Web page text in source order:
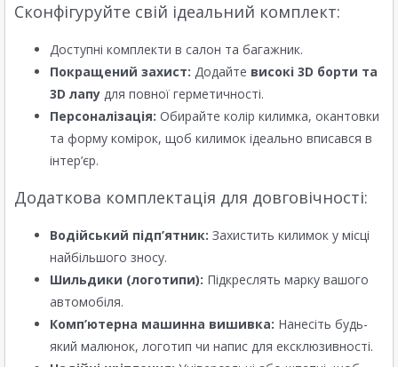
Сконфігуруйте свій ідеальний комплект:
Доступні комплекти в салон та багажник.
Покращений захист: Додайте високі 3D борти та
3D лапу для повної герметичності.
Персоналізація: Обирайте колір килимка, окантовки
та форму комірок, щоб килимок ідеально вписався в
інтер’єр.
Додаткова комплектація для довговічності:
Водійський підп’ятник: Захистить килимок у місці
найбільшого зносу.
Шильдики (логотипи): Підкреслять марку вашого
автомобіля.
Комп’ютерна машинна вишивка: Нанесіть будь-
який малюнок, логотип чи напис для ексклюзивності.